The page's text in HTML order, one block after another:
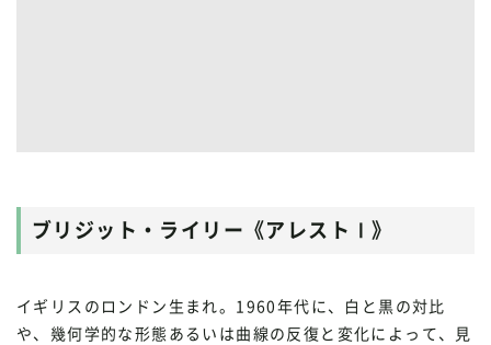
ブリジット・ライリー《アレストⅠ》
イギリスのロンドン生まれ。1960年代に、白と黒の対比
や、幾何学的な形態あるいは曲線の反復と変化によって、見